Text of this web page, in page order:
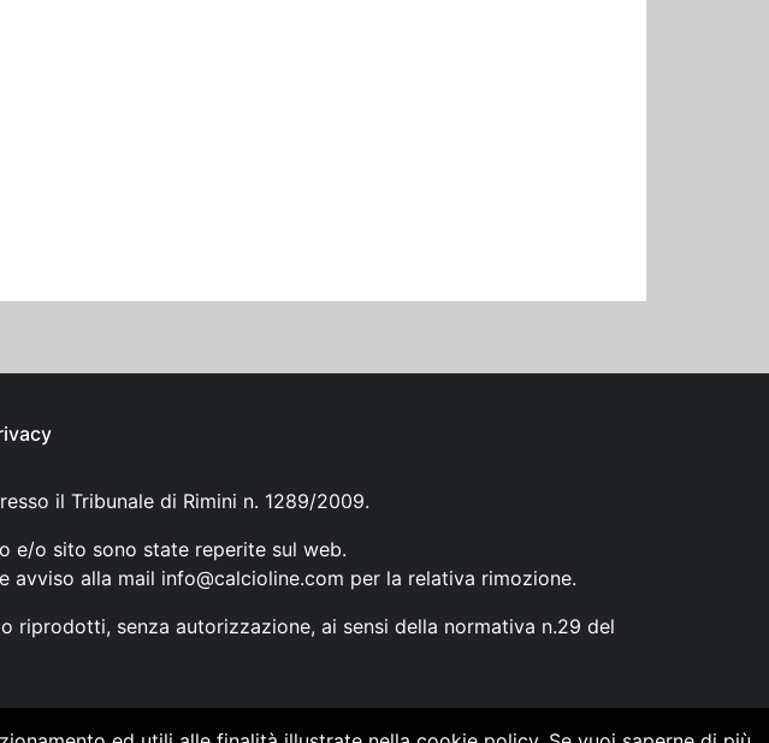
il Tribunale di Rimini n. 1289/2009.
e/o sito sono state reperite sul web.
avviso alla mail info@calcioline.com per la relativa rimozione.
senza autorizzazione, ai sensi della normativa n.29 del